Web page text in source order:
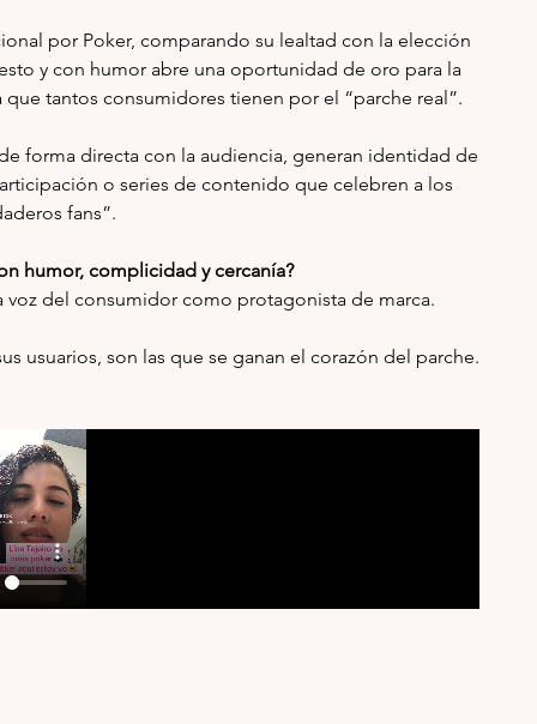
por Poker, comparando su lealtad con la elección
y con humor abre una oportunidad de oro para la
tantos consumidores tienen por el “parche real”.
forma directa con la audiencia, generan identidad de
o series de contenido que celebren a los
fans”.
humor, complicidad y cercanía?
voz del consumidor como protagonista de marca.
usuarios, son las que se ganan el corazón del parche.